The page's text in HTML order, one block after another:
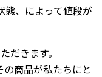
、によって値段が
だきます。
商品が私たちにと